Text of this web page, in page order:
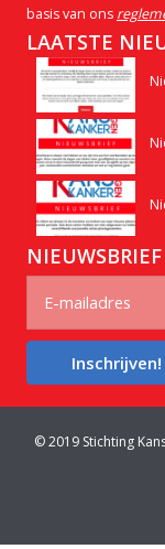
basis van ons
LAATSTE
NIEUWSBRIEF
Inschrijven!
© 2019 Stichting